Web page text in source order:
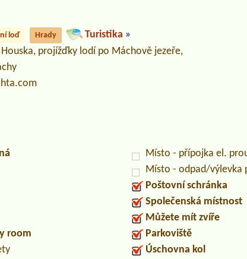
loď Hrady Turistika »
projížďky lodí po Máchově jezeře,
room
Místo - přípojka el.
Místo - odpad/výlevka
Poštovní schránka
Společenská místnost
Můžete mít zvíře
Parkoviště
Úschovna kol